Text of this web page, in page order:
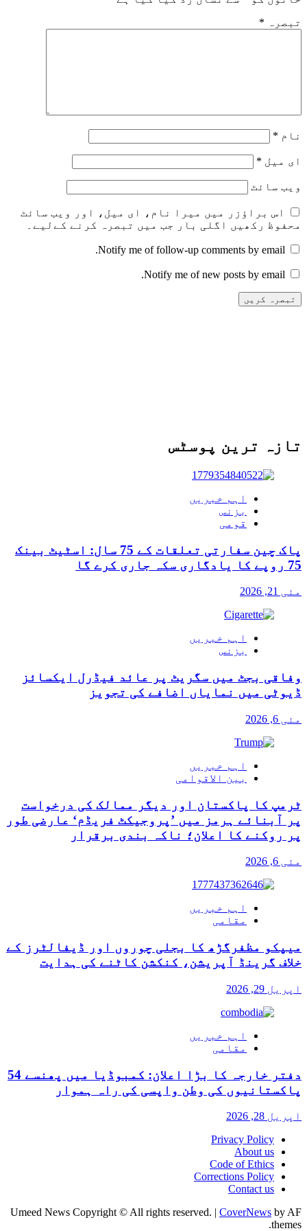
تبصرہ *
نام *
ای میل *
ویب‌ سائٹ
اس براؤزر میں میرا نام، ای میل، اور ویب سائٹ
محفوظ رکھیں اگلی بار جب میں تبصرہ کرنے کےلیے۔
Notify me of follow-up comments by email.
Notify me of new posts by email.
تازہ ترین پوسٹس
اہم خبریں
بزنس
قومی
پاک چین سفارتی تعلقات کے 75 سال: اسٹیٹ بینک
75 روپے کا یادگاری سکہ جاری کرے گا
مئی 21, 2026
اہم خبریں
بزنس
وفاقی بجٹ میں سگریٹ پر عائد فیڈرل ایکسائز
ڈیوٹی میں نمایاں اضافے کی تجویز
مئی 6, 2026
اہم خبریں
بین الاقوامی
ٹرمپ کا پاکستان اور دیگر ممالک کی درخواست
پر آبنائے ہرمز میں ’پروجیکٹ فریڈم‘ عارضی طور
پر روکنے کا اعلان؛ ناکہ بندی برقرار
مئی 6, 2026
اہم خبریں
مقامی
میپکو مظفرگڑھ کا بجلی چوروں اور ڈیفالٹرز کے
خلاف گرینڈ آپریشن، کنکشن کاٹنے کی ہدایت
اپریل 29, 2026
اہم خبریں
مقامی
دفتر خارجہ کا بڑا اعلان: کمبوڈیا میں پھنسے 54
پاکستانیوں کی وطن واپسی کی راہ ہموار
اپریل 28, 2026
Privacy Policy
About us
Code of Ethics
Corrections Policy
Contact us
Umeed News Copyright © All rights reserved. | CoverNews by AF
themes.